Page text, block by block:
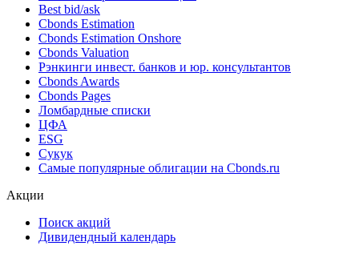
Поиск облигаций & Карты рынка
Поиск облигаций (ИИ)
Ближайшие размещения (Россия)
Поиск котировок облигаций
Best bid/ask
Cbonds Estimation
Cbonds Estimation Onshore
Cbonds Valuation
Рэнкинги инвест. банков и юр. консультантов
Cbonds Awards
Cbonds Pages
Ломбардные списки
ESG
Самые популярные облигации на Cbonds.ru